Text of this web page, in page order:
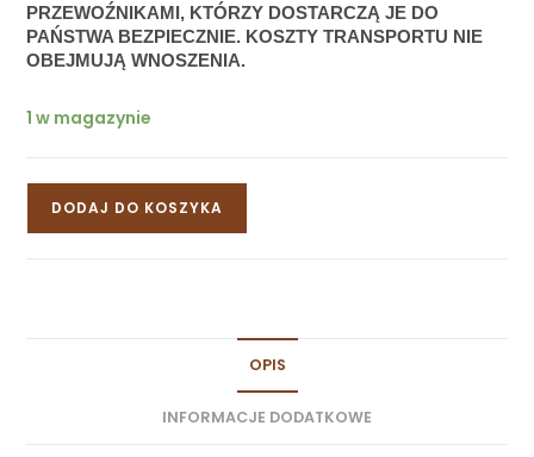
PRZEWOŹNIKAMI, KTÓRZY DOSTARCZĄ JE DO
PAŃSTWA BEZPIECZNIE. KOSZTY TRANSPORTU NIE
OBEJMUJĄ WNOSZENIA.
1 w magazynie
DODAJ DO KOSZYKA
OPIS
INFORMACJE DODATKOWE